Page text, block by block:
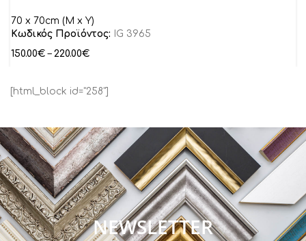
70 x 70cm (M x Y)
Κωδικός Προϊόντος:
IG 3965
150.00€ – 220.00€
[html_block id="258"]
NEWSLETTER